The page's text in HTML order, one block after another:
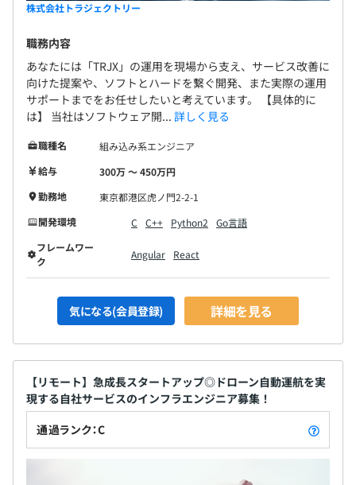
株式会社トラジェクトリー
職務内容
あなたには「TRJX」の運用を現場から支え、サービス改善に
向けた提案や、ソフトとハードを繋ぐ開発、また実際の運用
サポートまでをお任せしたいと考えています。 【具体的に
は】 当社はソフトウェア開... 詳しく見る
職種名
組み込み系エンジニア
給与
300万 〜 450万円
勤務地
東京都港区虎ノ門2-2-1
開発環境
C C++ Python2
Go言語
フレームワー
ク
Angular React
気になる(会員登録) 詳細を見る
【リモート】急成長スタートアップ◎ドローン自動運航を実
現する自社サービスのインフラエンジニア募集！
通過ランク：C